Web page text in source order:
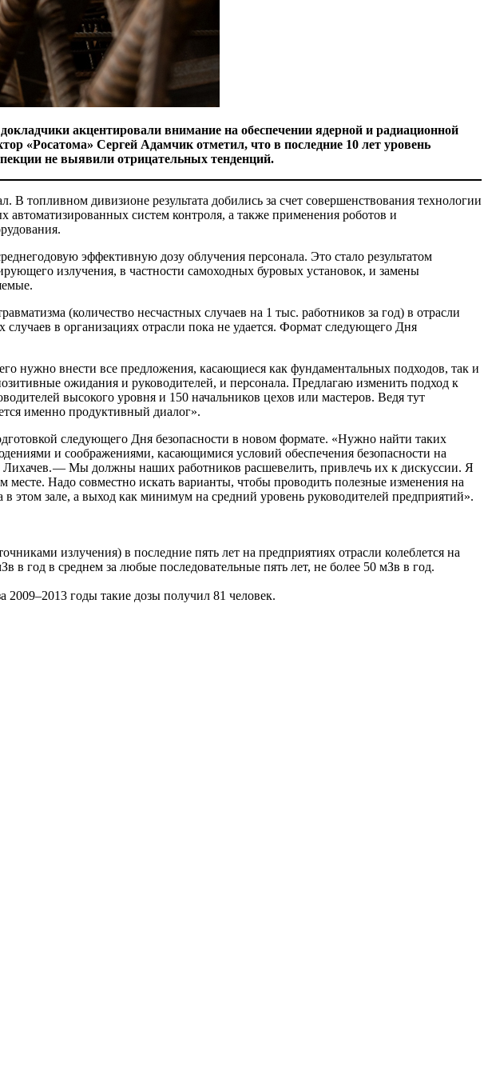
акцентировали внимание на обеспечении ядерной и радиационной
«Росатома» Сергей Адамчик отметил, что в последние 10 лет уровень
не выявили отрицательных тенденций.
дивизионе результата добились за счет совершенствования технологии
систем контроля, а также применения роботов и
эффективную дозу облучения персонала. Это стало результатом
излучения, в частности самоходных буровых установок, и замены
(количество несчастных случаев на 1 тыс. работников за год) в отрасли
в организациях отрасли пока не удается. Формат следующего Дня
внести все предложения, касающиеся как фундаментальных подходов, так и
ожидания и руководителей, и персонала. Предлагаю изменить подход к
высокого уровня и 150 начальников цехов или мастеров. Ведя тут
именно продуктивный диалог».
следующего Дня безопасности в новом формате. «Нужно найти таких
и соображениями, касающимися условий обеспечения безопасности на
Лихачев. — Мы должны наших работников расшевелить, привлечь их к дискуссии. Я
Надо совместно искать варианты, чтобы проводить полезные изменения на
зале, а выход как минимум на средний уровень руководителей предприятий».
излучения) в последние пять лет на предприятиях отрасли колеблется на
год в среднем за любые последовательные пять лет, не более 50 мЗв в год.
2009–2013 годы такие дозы получил 81 человек.